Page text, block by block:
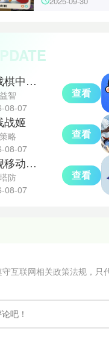
乐趣和探索深度，
海战棋中文版
智
08-07
查看
战姬
略
08-07
查看
战舰移动2海战
防
08-07
查看
互联网相关政策法规，只